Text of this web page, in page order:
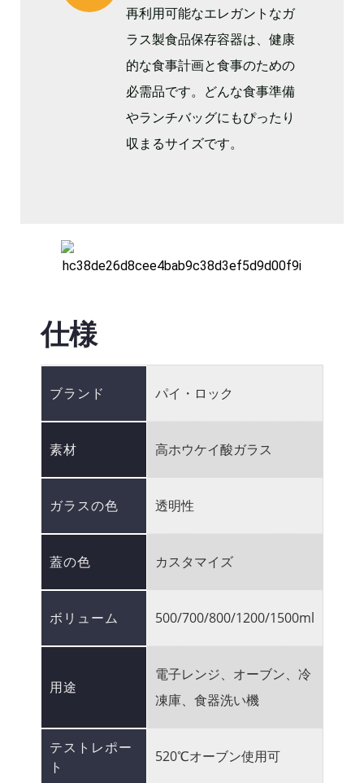
再利用可能なエレガントなガ
ラス製食品保存容器は、健康
的な食事計画と食事のための
必需品です。どんな食事準備
やランチバッグにもぴったり
収まるサイズです。
仕様
ブランド パイ・ロック
素材 高ホウケイ酸ガラス
ガラスの色 透明性
蓋の色 カスタマイズ
ボリューム 500/700/800/1200/1500ml
用途
電子レンジ、オーブン、冷
凍庫、食器洗い機
テストレポー
ト
520℃オーブン使用可